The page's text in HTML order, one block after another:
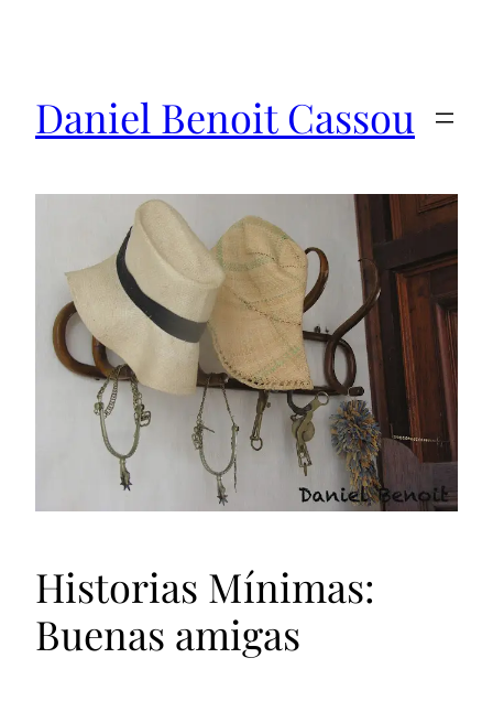
Daniel Benoit Cassou
Historias Mínimas:
Buenas amigas